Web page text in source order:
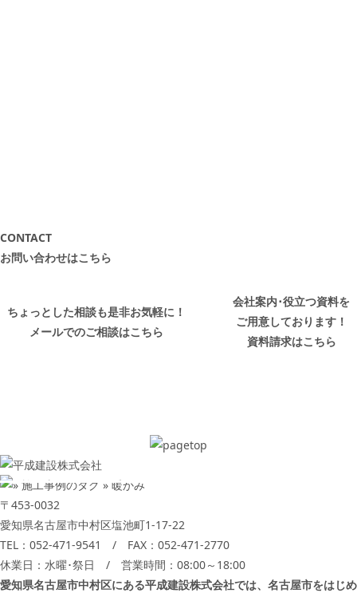
CONTACT
お問い合わせはこちら
ちょっとした相談も是非お気軽に！
メールでのご相談はこちら
会社案内･役立つ資料を
ご用意しております！
資料請求はこちら
〒453-0032
愛知県名古屋市中村区塩池町1-17-22
TEL： 052-471-9541
/ FAX：052-471-2770
休業日：水曜･祭日 / 営業時間：08:00～18:00
愛知県名古屋市中村区にある平成建設株式会社では、名古屋市をはじめ